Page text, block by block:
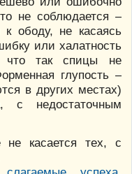
не соблюдается –
ободу, не касаясь
или халатность
что так спицы не
глупость –
в других местах)
с недостаточным
касается тех, с